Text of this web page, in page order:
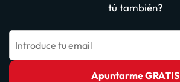
tú también?
Introduce tu email
Apuntarme GRATIS